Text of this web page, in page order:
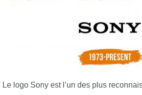
Le logo Sony est l’un des plus